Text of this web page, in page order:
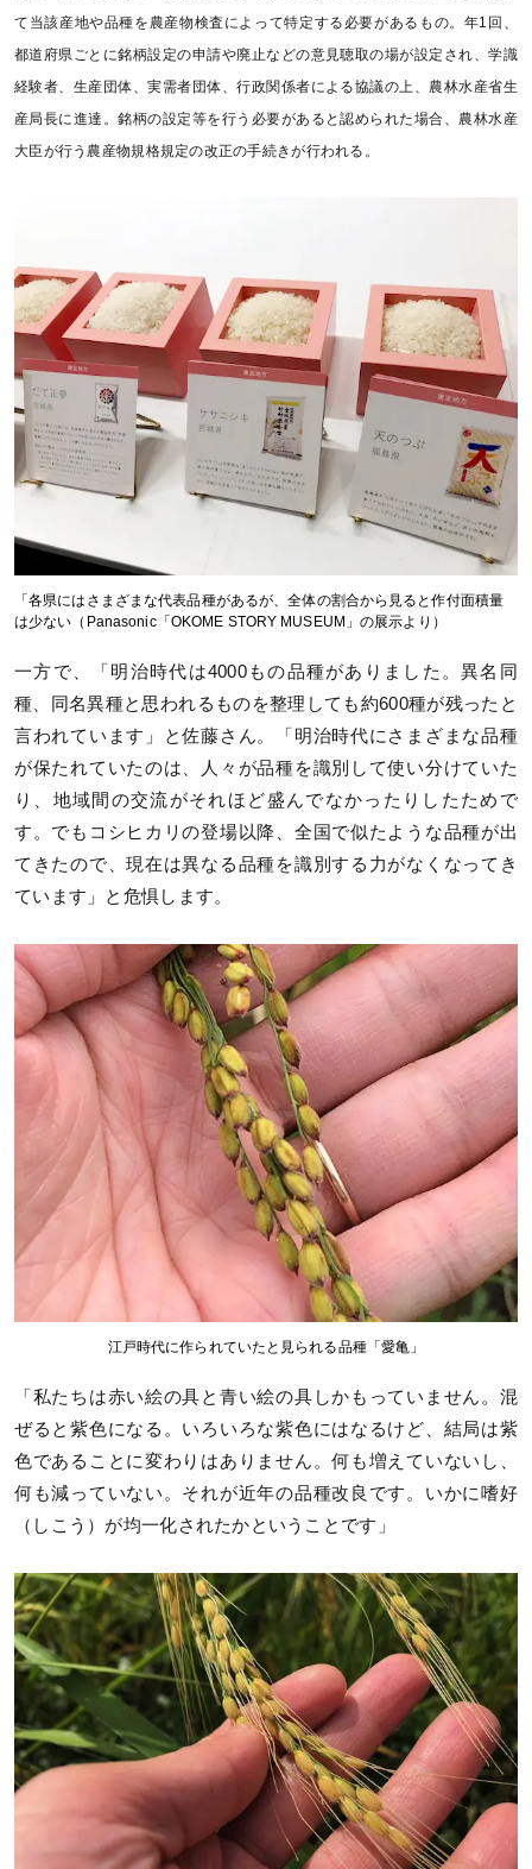
て当該産地や品種を農産物検査によって特定する必要があるもの。年1回、
都道府県ごとに銘柄設定の申請や廃止などの意見聴取の場が設定され、学識
経験者、生産団体、実需者団体、行政関係者による協議の上、農林水産省生
産局長に進達。銘柄の設定等を行う必要があると認められた場合、農林水産
大臣が行う農産物規格規定の改正の手続きが行われる。
「各県にはさまざまな代表品種があるが、全体の割合から見ると作付面積量
は少ない（Panasonic「OKOME STORY MUSEUM」の展示より）
一方で、「明治時代は4000もの品種がありました。異名同
種、同名異種と思われるものを整理しても約600種が残ったと
言われています」と佐藤さん。「明治時代にさまざまな品種
が保たれていたのは、人々が品種を識別して使い分けていた
り、地域間の交流がそれほど盛んでなかったりしたためで
す。でもコシヒカリの登場以降、全国で似たような品種が出
てきたので、現在は異なる品種を識別する力がなくなってき
ています」と危惧します。
江戸時代に作られていたと見られる品種「愛亀」
「私たちは赤い絵の具と青い絵の具しかもっていません。混
ぜると紫色になる。いろいろな紫色にはなるけど、結局は紫
色であることに変わりはありません。何も増えていないし、
何も減っていない。それが近年の品種改良です。いかに嗜好
（しこう）が均一化されたかということです」